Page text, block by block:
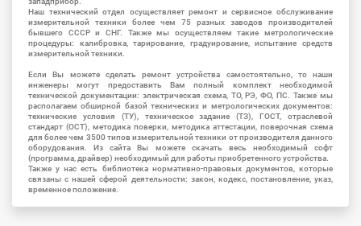
Наш технический отдел осуществляет ремонт и сервисное обслуживание
измерительной техники более чем 75 разных заводов производителей
бывшего СССР и СНГ. Также мы осуществляем такие метрологические
процедуры: калибровка, тарирование, градуирование, испытание средств
измерительной техники.
Если Вы можете сделать ремонт устройства самостоятельно, то наши
инженеры могут предоставить Вам полный комплект необходимой
технической документации: электрическая схема, ТО, РЭ, ФО, ПС. Также мы
располагаем обширной базой технических и метрологических документов:
технические условия (ТУ), техническое задание (ТЗ), ГОСТ, отраслевой
стандарт (ОСТ), методика поверки, методика аттестации, поверочная схема
для более чем 3500 типов измерительной техники от производителя данного
оборудования. Из сайта Вы можете скачать весь необходимый софт
(программа, драйвер) необходимый для работы приобретенного устройства.
Также у нас есть библиотека нормативно-правовых документов, которые
связаны с нашей сферой деятельности: закон, кодекс, постановление, указ,
временное положение.